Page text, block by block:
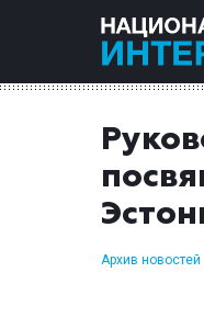
Архив новостей